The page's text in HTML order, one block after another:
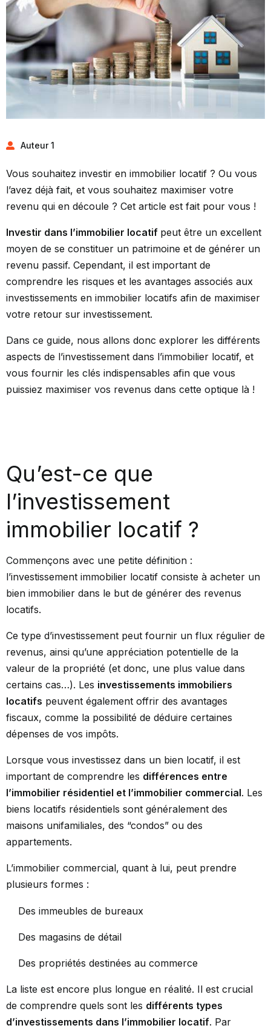
Auteur 1
Vous souhaitez investir en immobilier locatif ? Ou vous
l’avez déjà fait, et vous souhaitez maximiser votre
revenu qui en découle ? Cet article est fait pour vous !
Investir dans l’immobilier locatif peut être un excellent
moyen de se constituer un patrimoine et de générer un
revenu passif. Cependant, il est important de
comprendre les risques et les avantages associés aux
investissements en immobilier locatifs afin de maximiser
votre retour sur investissement.
Dans ce guide, nous allons donc explorer les différents
aspects de l’investissement dans l’immobilier locatif, et
vous fournir les clés indispensables afin que vous
puissiez maximiser vos revenus dans cette optique là !
Qu’est-ce que
l’investissement
immobilier locatif ?
Commençons avec une petite définition :
l’investissement immobilier locatif consiste à acheter un
bien immobilier dans le but de générer des revenus
locatifs.
Ce type d’investissement peut fournir un flux régulier de
revenus, ainsi qu’une appréciation potentielle de la
valeur de la propriété (et donc, une plus value dans
certains cas…). Les investissements immobiliers
locatifs peuvent également offrir des avantages
fiscaux, comme la possibilité de déduire certaines
dépenses de vos impôts.
Lorsque vous investissez dans un bien locatif, il est
important de comprendre les différences entre
l’immobilier résidentiel et l’immobilier commercial. Les
biens locatifs résidentiels sont généralement des
maisons unifamiliales, des “condos” ou des
appartements.
L’immobilier commercial, quant à lui, peut prendre
plusieurs formes :
Des immeubles de bureaux
Des magasins de détail
Des propriétés destinées au commerce
La liste est encore plus longue en réalité. Il est crucial
de comprendre quels sont les différents types
d’investissements dans l’immobilier locatif. Par